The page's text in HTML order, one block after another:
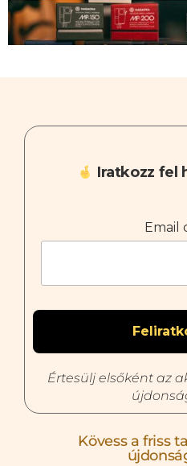
Iratkozz fel
Email
Értesülj elsőként az
Kövess a friss